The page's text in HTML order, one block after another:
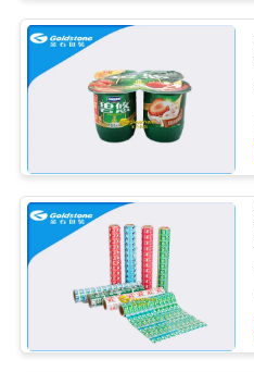
कट Lids मरें
पाउच खड़े